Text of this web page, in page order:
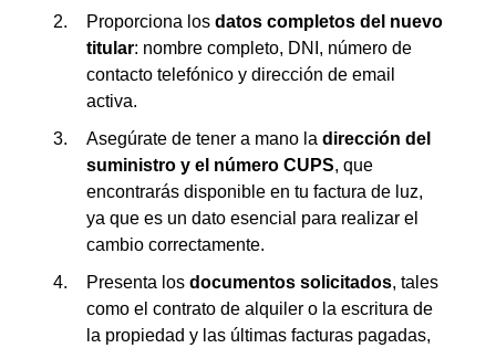
Proporciona los datos completos del nuevo
titular: nombre completo, DNI, número de
contacto telefónico y dirección de email
activa.
Asegúrate de tener a mano la dirección del
suministro y el número CUPS, que
encontrarás disponible en tu factura de luz,
ya que es un dato esencial para realizar el
cambio correctamente.
Presenta los documentos solicitados, tales
como el contrato de alquiler o la escritura de
la propiedad y las últimas facturas pagadas,